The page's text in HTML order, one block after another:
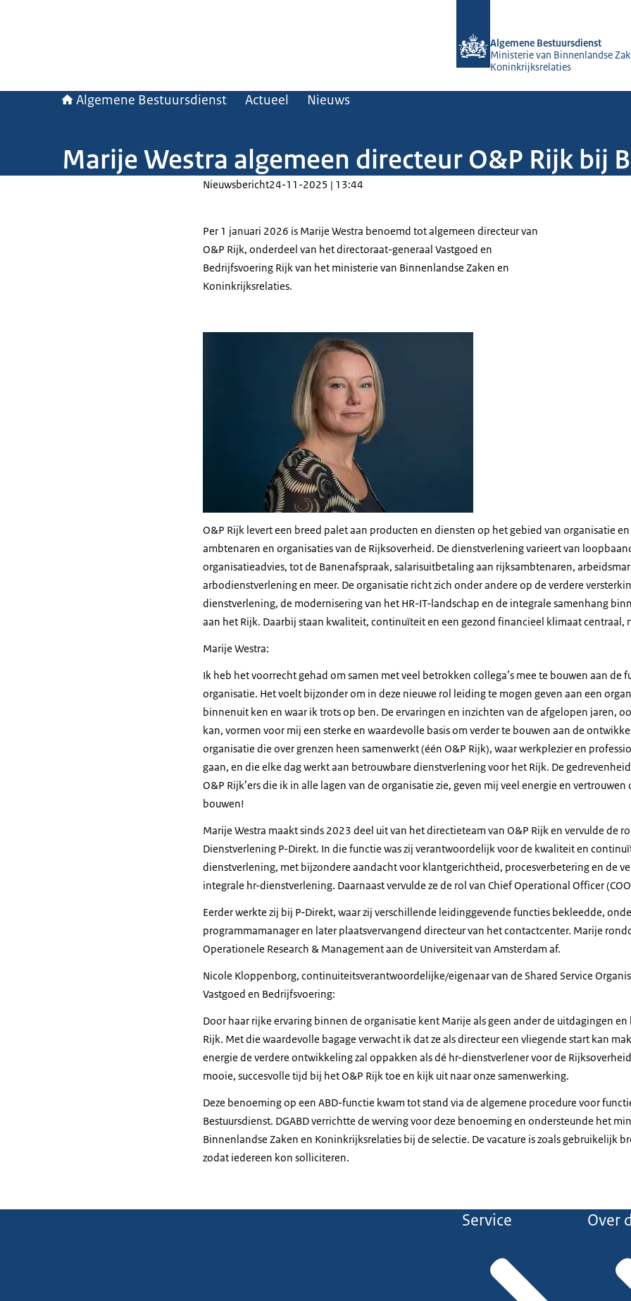
Algemene Bestuursdienst
Ministerie van Binnenlandse
Koninkrijksrelaties
Algemene Bestuursdienst Actueel Nieuws
Marije Westra algemeen directeur O&P Rijk bij
Nieuwsbericht24-11-2025 | 13:44
Per 1 januari 2026 is Marije Westra benoemd tot algemeen directeur van
O&P Rijk, onderdeel van het directoraat-generaal Vastgoed en
Bedrijfsvoering Rijk van het ministerie van Binnenlandse Zaken en
Koninkrijksrelaties.
O&P Rijk levert een breed palet aan producten en diensten op het gebied van organisatie
ambtenaren en organisaties van de Rijksoverheid. De dienstverlening varieert van
organisatieadvies, tot de Banenafspraak, salarisuitbetaling aan rijksambtenaren,
arbodienstverlening en meer. De organisatie richt zich onder andere op de verdere
dienstverlening, de modernisering van het HR-IT-landschap en de integrale samenhang
aan het Rijk. Daarbij staan kwaliteit, continuïteit en een gezond financieel klimaat centraal,
Marije Westra:
Ik heb het voorrecht gehad om samen met veel betrokken collega’s mee te bouwen aan de
organisatie. Het voelt bijzonder om in deze nieuwe rol leiding te mogen geven aan een
binnenuit ken en waar ik trots op ben. De ervaringen en inzichten van de afgelopen jaren,
kan, vormen voor mij een sterke en waardevolle basis om verder te bouwen aan de
organisatie die over grenzen heen samenwerkt (één O&P Rijk), waar werkplezier en
gaan, en die elke dag werkt aan betrouwbare dienstverlening voor het Rijk. De
O&P Rijk’ers die ik in alle lagen van de organisatie zie, geven mij veel energie en vertrouwen
bouwen!
Marije Westra maakt sinds 2023 deel uit van het directieteam van O&P Rijk en vervulde de
Dienstverlening P-Direkt. In die functie was zij verantwoordelijk voor de kwaliteit en
dienstverlening, met bijzondere aandacht voor klantgerichtheid, procesverbetering en de
integrale hr-dienstverlening. Daarnaast vervulde ze de rol van Chief Operational Officer
Eerder werkte zij bij P-Direkt, waar zij verschillende leidinggevende functies bekleedde,
programmamanager en later plaatsvervangend directeur van het contactcenter. Marije
Operationele Research & Management aan de Universiteit van Amsterdam af.
Nicole Kloppenborg, continuiteitsverantwoordelijke/eigenaar van de Shared Service
Vastgoed en Bedrijfsvoering:
Door haar rijke ervaring binnen de organisatie kent Marije als geen ander de uitdagingen
Rijk. Met die waardevolle bagage verwacht ik dat ze als directeur een vliegende start kan
energie de verdere ontwikkeling zal oppakken als dé hr-dienstverlener voor de
mooie, succesvolle tijd bij het O&P Rijk toe en kijk uit naar onze samenwerking.
Deze benoeming op een ABD-functie kwam tot stand via de algemene procedure voor
Bestuursdienst. DGABD verrichtte de werving voor deze benoeming en ondersteunde het
Binnenlandse Zaken en Koninkrijksrelaties bij de selectie. De vacature is zoals gebruikelijk
zodat iedereen kon solliciteren.
Service Over